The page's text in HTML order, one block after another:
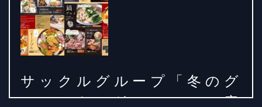
サックルグループ「冬のグ
ルメカタログ2025」のご案